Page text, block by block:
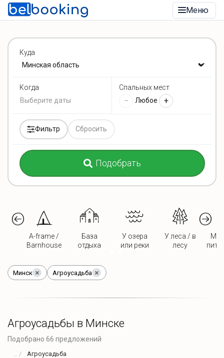
Меню
Куда
Когда Спальных мест
− Любое +
Фильтр Сбросить
Подобрать
A-frame /
Barnhouse
База
отдыха
У озера
или реки
У леса / в
лесу
Минск Агроусадьба
Агроусадьбы в Минске
Подобрано 66 предложений
Агроусадьба